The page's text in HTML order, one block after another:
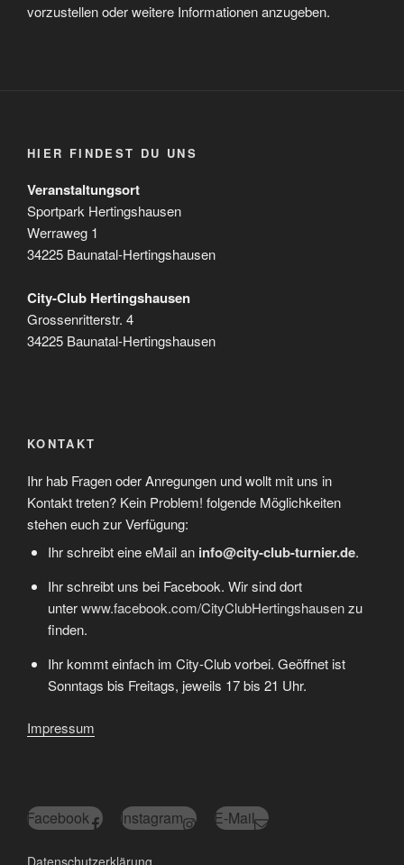
vorzustellen oder weitere Informationen anzugeben.
HIER FINDEST DU UNS
Veranstaltungsort
Sportpark Hertingshausen
Werraweg 1
34225 Baunatal-Hertingshausen
City-Club Hertingshausen
Grossenritterstr. 4
34225 Baunatal-Hertingshausen
KONTAKT
Ihr hab Fragen oder Anregungen und wollt mit uns in
Kontakt treten? Kein Problem! folgende Möglichkeiten
stehen euch zur Verfügung:
Ihr schreibt eine eMail an info@city-club-turnier.de.
Ihr schreibt uns bei Facebook. Wir sind dort
unterwww.facebook.com/CityClubHertingshausenzu
finden.
Ihr kommt einfach im City-Club vorbei. Geöffnet ist
Sonntags bis Freitags, jeweils 17 bis 21 Uhr.
Impressum
Facebook Instagram E-Mail
Datenschutzerklärung